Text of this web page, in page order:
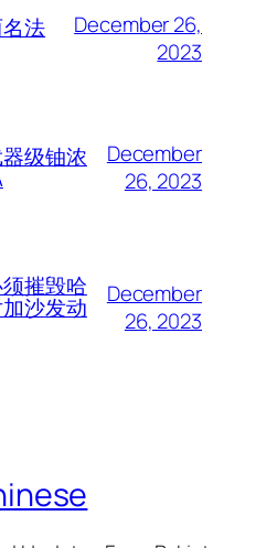
法
December 26,
2023
级铀浓
December
26, 2023
摧毁哈
沙发动
December
26, 2023